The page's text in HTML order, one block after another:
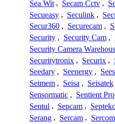
Sea Wit , Secam Cctv ,
Secueasy , Seculink ,
Secur360 , Securecam ,
Security , Security Cam ,
Security Camera
Securitytronix , Securix ,
Seedary , Seenergy ,
Seimem , Seisa , Seisatek
Sensormatic , Sentient Pro
Sentul , Sepcam ,
Serang , Sercam ,